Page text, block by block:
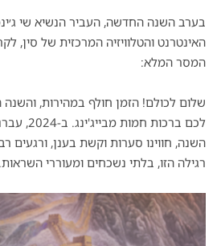
בערב השנה החדשה, העביר הנשיא שי
המסר המלא:
שלום לכולם! הזמן חולף במהירות,
לכם ברכות חמות מבייג'ינג. ב-2024,
השנה, חווינו סערות וקשת בענן, ורגעים
רגילה הזו, בלתי נשכחים ומעוררי השראות.